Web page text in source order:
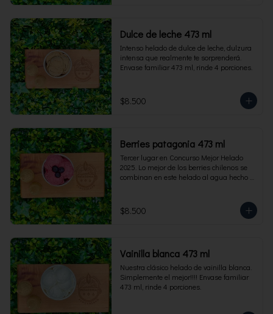
Dulce de leche 473 ml
Intenso helado de dulce de leche, dulzura
intensa que realmente te sorprenderá.
Envase familiar 473 ml, rinde 4 porciones.
$8.500
Berries patagonia 473 ml
Tercer lugar en Concurso Mejor Helado
2025. Lo mejor de los berries chilenos se
combinan en este helado al agua hecho
473 ml. Rinde 4 porciones.
$8.500
Vainilla blanca 473 ml
Nuestra clásico helado de vainilla blanca.
Simplemente el mejor!!!! Envase familiar
473 ml, rinde 4 porciones.